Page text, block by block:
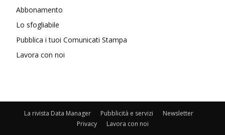
Abbonamento
Lo sfogliabile
Pubblica i tuoi Comunicati Stampa
Lavora con noi
La rivista Data Manager Pubblicità e servizi
Newsletter
Privacy
Lavora con noi